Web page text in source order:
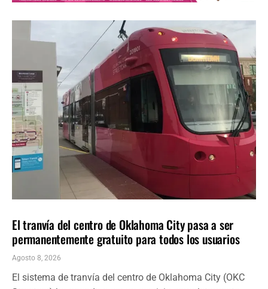
El tranvía del centro de Oklahoma City pasa a ser
permanentemente gratuito para todos los usuarios
Agosto 8, 2026
El sistema de tranvía del centro de Oklahoma City (OKC